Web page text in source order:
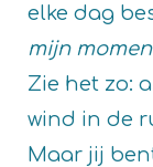
elke dag
mijn
Zie het zo:
wind in de
Maar jij